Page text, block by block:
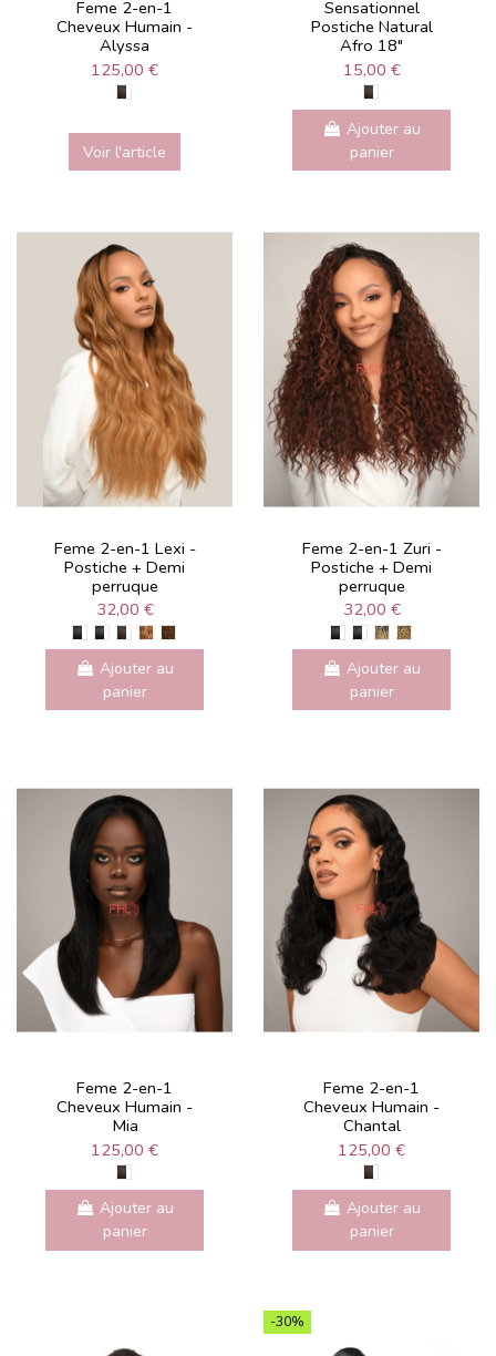
Feme 2-en-1
Cheveux Humain -
Alyssa
125,00 €
Voir l'article
Sensationnel
Postiche Natural
Afro 18"
15,00 €
Ajouter au
panier
Feme 2-en-1 Lexi -
Postiche + Demi
perruque
32,00 €
Ajouter au
panier
Feme 2-en-1 Zuri -
Postiche + Demi
perruque
32,00 €
Ajouter au
panier
Feme 2-en-1
Cheveux Humain -
Mia
125,00 €
Ajouter au
panier
Feme 2-en-1
Cheveux Humain -
Chantal
125,00 €
Ajouter au
panier
-30%